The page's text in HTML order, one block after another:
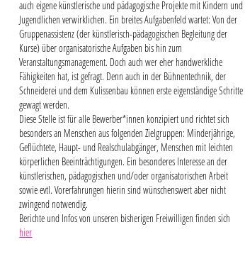
auch eigene künstlerische und pädagogische Projekte mit Kindern und
Jugendlichen verwirklichen. Ein breites Aufgabenfeld wartet: Von der
Gruppenassistenz (der künstlerisch-pädagogischen Begleitung der
Kurse) über organisatorische Aufgaben bis hin zum
Veranstaltungsmanagement. Doch auch wer eher handwerkliche
Fähigkeiten hat, ist gefragt. Denn auch in der Bühnentechnik, der
Schneiderei und dem Kulissenbau können erste eigenständige Schritte
gewagt werden.
Diese Stelle ist für alle Bewerber*innen konzipiert und richtet sich
besonders an Menschen aus folgenden Zielgruppen: Minderjährige,
Geflüchtete, Haupt- und Realschulabgänger, Menschen mit leichten
körperlichen Beeinträchtigungen. Ein besonderes Interesse an der
künstlerischen, pädagogischen und/oder organisatorischen Arbeit
sowie evtl. Vorerfahrungen hierin sind wünschenswert aber nicht
zwingend notwendig.
Berichte und Infos von unseren bisherigen Freiwilligen finden sich
hier